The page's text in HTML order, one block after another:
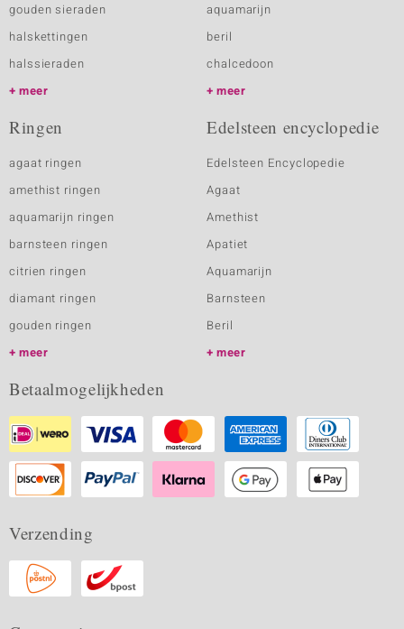
gouden sieraden
halskettingen
halssieraden
meer
aquamarijn
beril
chalcedoon
meer
Ringen
agaat ringen
amethist ringen
aquamarijn ringen
barnsteen ringen
citrien ringen
diamant ringen
gouden ringen
meer
Edelsteen encyclopedie
Edelsteen Encyclopedie
Agaat
Amethist
Apatiet
Aquamarijn
Barnsteen
Beril
meer
Betaalmogelijkheden
Verzending